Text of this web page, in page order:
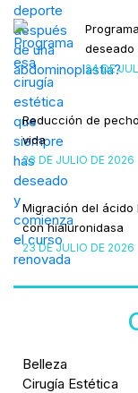
deseado
24 DE
Reducción de
vida
23 DE JULIO DE 2026
Migración del ácido
con hialuronidasa
23 DE JULIO DE 2026
Belleza
Cirugía Estética